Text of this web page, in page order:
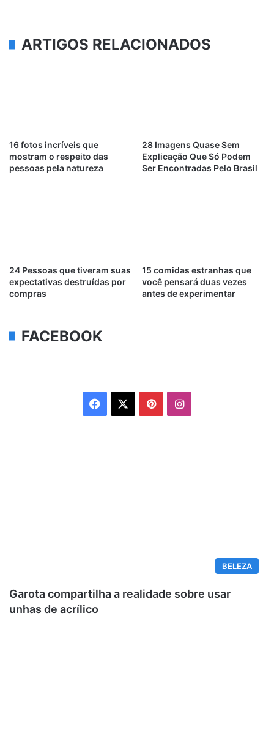
ARTIGOS RELACIONADOS
16 fotos incríveis que
mostram o respeito das
pessoas pela natureza
28 Imagens Quase Sem
Explicação Que Só Podem
Ser Encontradas Pelo Brasil
24 Pessoas que tiveram suas
expectativas destruídas por
compras
15 comidas estranhas que
você pensará duas vezes
antes de experimentar
FACEBOOK
Facebook PinterestInstagram
BELEZA
Garota compartilha a realidade sobre usar
unhas de acrílico